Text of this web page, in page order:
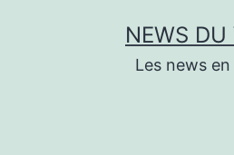
NEWS DU
Les news